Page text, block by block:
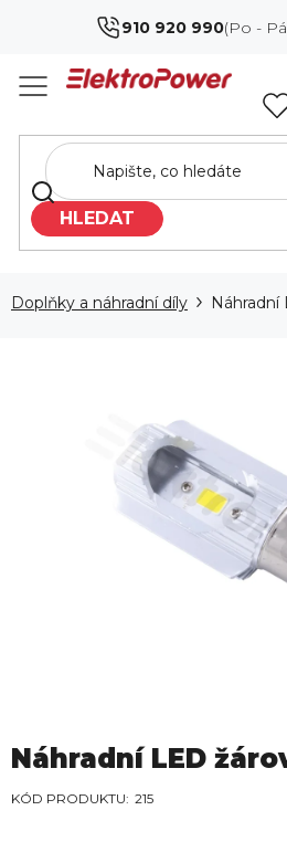
910 920 990
HLEDAT
Doplňky a náhradní díly Náhradní
Náhradní LED
215